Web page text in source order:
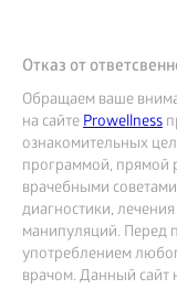
Отказ от
Обращаем ваше
на сайтеProwellness
ознакомительных
программой, прямой
врачебными
диагностики,
манипуляций. Перед
употреблением
врачом. Данный сайт